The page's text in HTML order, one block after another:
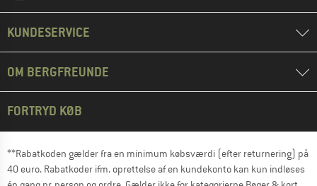
KUNDESERVICE
OM BERGFREUNDE
FORTRYD KØB
**Rabatkoden gælder fra en minimum købsværdi (efter returnering) på
40 euro. Rabatkoder ifm. oprettelse af en kundekonto kan kun indløses